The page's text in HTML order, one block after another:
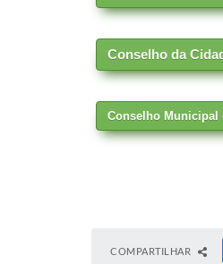
Conselho da
Conselho Municipal
COMPARTILHAR